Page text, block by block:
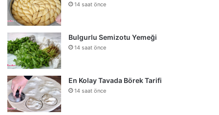
14 saat önce
Bulgurlu Semizotu Yemeği
14 saat önce
En Kolay Tavada Börek Tarifi
14 saat önce